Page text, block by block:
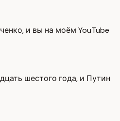
и вы на моём YouTube
шестого года, и Путин